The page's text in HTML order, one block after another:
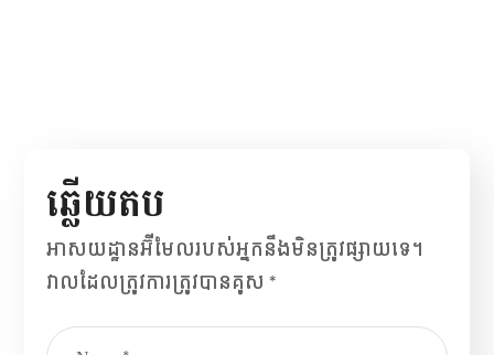
ឆ្លើយ​តប
អាសយដ្ឋាន​អ៊ីមែល​របស់​អ្នក​នឹង​មិន​ត្រូវ​ផ្សាយ​ទេ។
វាល​ដែល​ត្រូវ​ការ​ត្រូវ​បាន​គូស*